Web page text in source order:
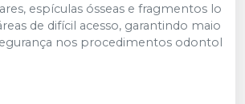
espículas ósseas e fragmentos lo
de difícil acesso, garantindo maio
nos procedimentos odontol